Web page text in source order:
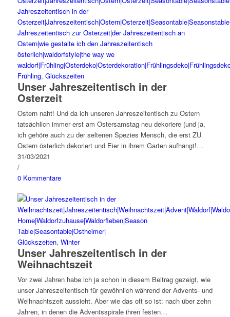
Frühling, Glückszeiten
Unser Jahreszeitentisch in der
Osterzeit
Ostern naht! Und da ich unseren Jahreszeitentisch zu Ostern
tatsächlich immer erst am Ostersamstag neu dekoriere (und ja,
ich gehöre auch zu der seltenen Spezies Mensch, die erst ZU
Ostern österlich dekoriert und Eier in ihrem Garten aufhängt!…
31/03/2021
/
0 Kommentare
Glückszeiten, Winter
Unser Jahreszeitentisch in der
Weihnachtszeit
Vor zwei Jahren habe ich ja schon in diesem Beitrag gezeigt, wie
unser Jahreszeitentisch für gewöhnlich während der Advents- und
Weihnachtszeit aussieht. Aber wie das oft so ist: nach über zehn
Jahren, in denen die Adventsspirale ihren festen…